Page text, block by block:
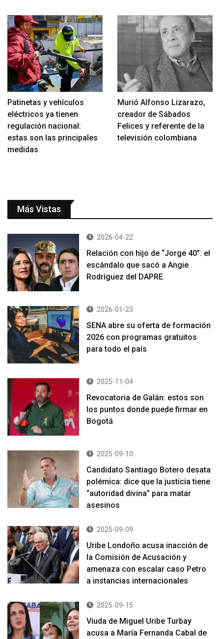
Patinetas y vehículos
eléctricos ya tienen
regulación nacional:
estas son las principales
medidas
Murió Alfonso Lizarazo,
creador de Sábados
Felices y referente de la
televisión colombiana
Más Vistas
2026-04-22
Relación con hijo de “Jorge 40”: el
escándalo que sacó a Angie
Rodríguez del DAPRE
2026-01-23
SENA abre su oferta de formación
2026 con programas gratuitos
para todo el país
2025-11-04
Revocatoria de Galán: estos son
los puntos donde puede firmar en
Bogotá
2025-09-10
Candidato Santiago Botero desata
polémica: dice que la justicia tiene
“autoridad divina” para matar
asesinos
2025-09-09
Uribe Londoño acusa inacción de
la Comisión de Acusación y
amenaza con escalar caso Petro
a instancias internacionales
2025-09-15
Viuda de Miguel Uribe Turbay
acusa a María Fernanda Cabal de